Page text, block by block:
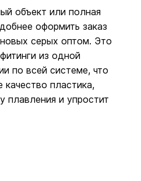
объект или полная
оформить заказ
серых оптом. Это
из одной
по всей системе, что
качество пластика,
плавления и упростит